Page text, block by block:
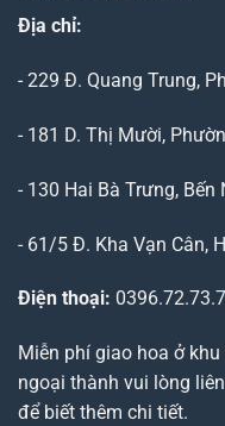
Địa chỉ:
- 229 Đ. Quang Trung,
- 181 D. Thị Mười,
- 130 Hai Bà Trưng, Bến
- 61/5 Đ. Kha Vạn Cân,
Điện thoại:
Miễn phí giao hoa ở
ngoại thành vui lòng
để biết thêm chi tiết.